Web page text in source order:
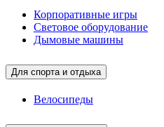
Корпоративные игры
Световое оборудование
Дымовые машины
Для спорта и отдыха
Велосипеды